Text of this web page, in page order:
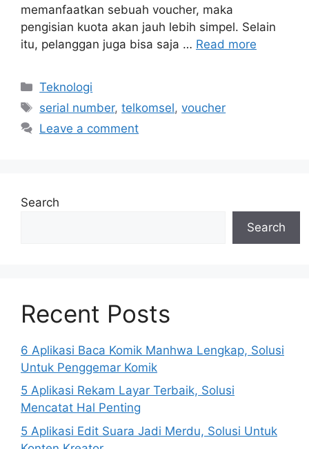
memanfaatkan sebuah voucher, maka
pengisian kuota akan jauh lebih simpel. Selain
itu, pelanggan juga bisa saja … Read more
Categories
Teknologi
Tags
serial number,telkomsel,voucher
Leave a comment
Search
Search
Recent Posts
6 Aplikasi Baca Komik Manhwa Lengkap, Solusi
Untuk Penggemar Komik
5 Aplikasi Rekam Layar Terbaik, Solusi
Mencatat Hal Penting
5 Aplikasi Edit Suara Jadi Merdu, Solusi Untuk